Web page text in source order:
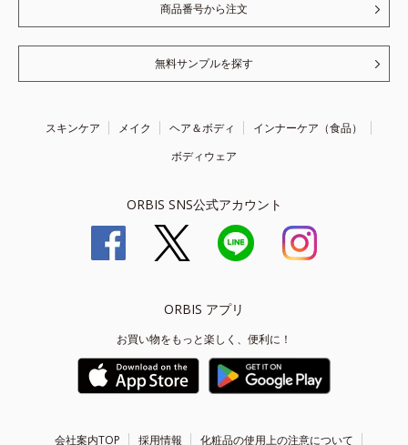
商品番号から注文
無料サンプルを探す
スキンケア メイク ヘア＆ボディ
インナーケア（食品）
ボディウェア
ORBIS SNS公式アカウント
ORBIS アプリ
お買い物をもっと楽しく、便利に！
会社案内TOP 採用情報 化粧品の使用上の注意について